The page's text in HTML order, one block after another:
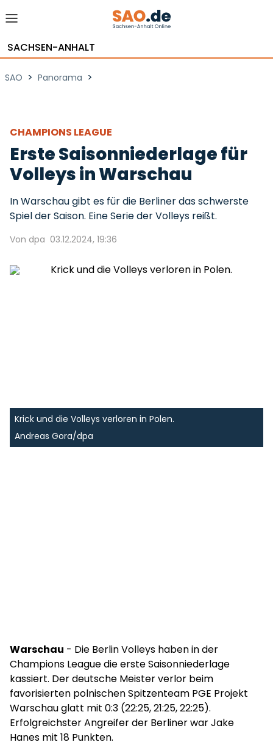
SACHSEN-ANHALT
SAO > Panorama >
CHAMPIONS LEAGUE
Erste Saisonniederlage für
Volleys in Warschau
In Warschau gibt es für die Berliner das schwerste
Spiel der Saison. Eine Serie der Volleys reißt.
Von dpa 03.12.2024, 19:36
Krick und die Volleys verloren in Polen.
Andreas Gora/dpa
Warschau - Die Berlin Volleys haben in der
Champions League die erste Saisonniederlage
kassiert. Der deutsche Meister verlor beim
favorisierten polnischen Spitzenteam PGE Projekt
Warschau glatt mit 0:3 (22:25, 21:25, 22:25).
Erfolgreichster Angreifer der Berliner war Jake
Hanes mit 18 Punkten.